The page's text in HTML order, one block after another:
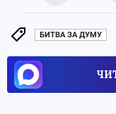
БИТВА ЗА ДУМУ